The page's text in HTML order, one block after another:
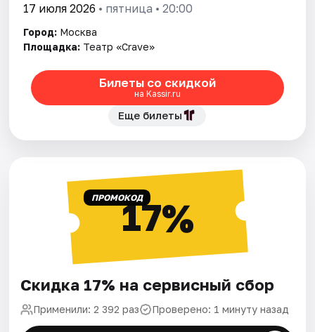
17 июля 2026 • пятница • 20:00
Город: Москва
Площадка: Театр «Crave»
Билеты со скидкой
на Kassir.ru
Еще билеты
ПРОМОКОД17%
Скидка 17% на сервисный сбор
Применили: 2 392 раз Проверено: 1 минуту назад